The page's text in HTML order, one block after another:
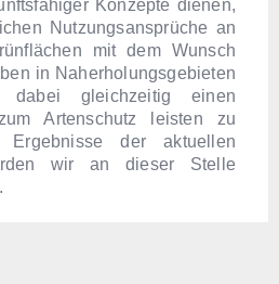
Konzepte dienen,
Nutzungsansprüche an
mit dem Wunsch
in Naherholungsgebieten
gleichzeitig einen
Artenschutz leisten zu
der aktuellen
wir an dieser Stelle